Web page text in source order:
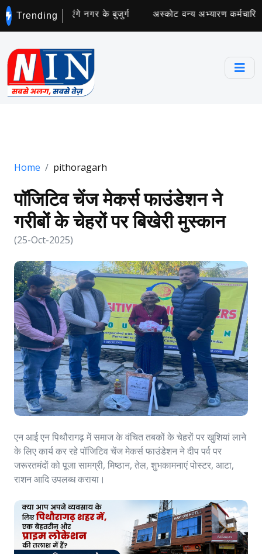
Trending
अभियान चलाएंगे नगर के बुजुर्ग अस्कोट वन्य अभ्यारण
Home pithoragarh
पॉजिटिव चेंज मेकर्स फाउंडेशन ने
गरीबों के चेहरों पर बिखेरी मुस्कान
(25-Oct-2025)
एन आई एन पिथौरागढ़ में समाज के वंचित तबकों के चेहरों पर खुशियां लाने
के लिए कार्य कर रहे पॉजिटिव चेंज मेकर्स फाउंडेशन ने दीप पर्व पर
जरूरतमंदों को पूजा सामग्री, मिष्ठान, तेल, शुभकामनाएं पोस्टर, आटा,
राशन आदि उपलब्ध कराया।